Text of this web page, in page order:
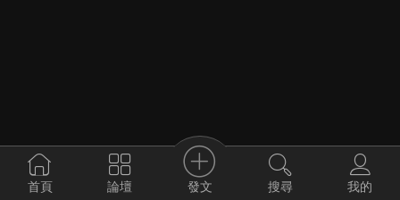
首頁 論壇 發文 搜尋 我的